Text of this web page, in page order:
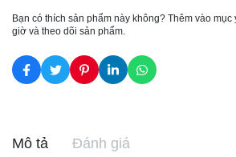
Bạn có thích sản phẩm này không? Thêm vào
giờ và theo dõi sản phẩm.
Mô tả Đánh giá